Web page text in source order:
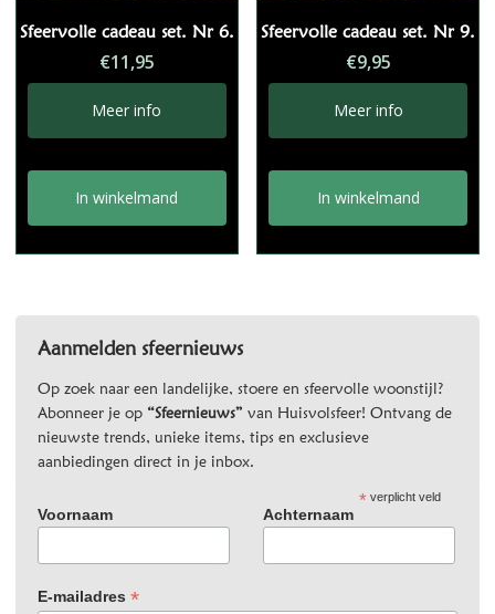
Sfeervolle cadeau set. Nr 6.
€11,95
Meer info
In winkelmand
Sfeervolle cadeau set. Nr 9.
€9,95
Meer info
In winkelmand
Aanmelden sfeernieuws
Op zoek naar een landelijke, stoere en sfeervolle woonstijl?
Abonneer je op “Sfeernieuws” van Huisvolsfeer! Ontvang de
nieuwste trends, unieke items, tips en exclusieve
aanbiedingen direct in je inbox.
*verplicht veld
Voornaam Achternaam
E-mailadres *